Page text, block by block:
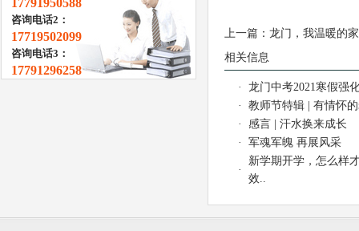
17791950588
咨询电话2：
17719502099
咨询电话3：
17791296258
上一篇： 龙门，我温暖的家
相关信息
·
龙门中考2021寒假强
·
教师节特辑 | 有情怀
·
感言 | 汗水换来成长
·
军魂军魄 再展风采
·
新学期开学，怎么样
效..